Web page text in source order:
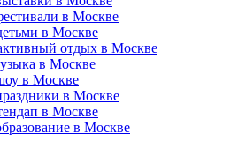
в Москве
в Москве
отдых в Москве
в Москве
в Москве
в Москве
в Москве
в Москве